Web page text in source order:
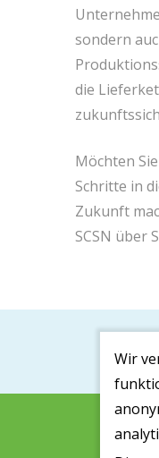
sondern
die
Möchten
Schritte in
Zukunft
SCSN über
Wir